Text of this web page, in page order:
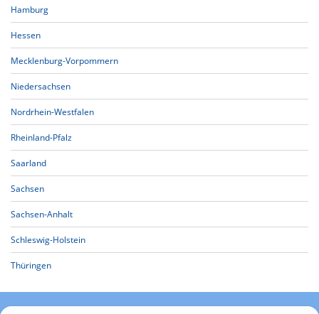
Hamburg
Hessen
Mecklenburg-Vorpommern
Niedersachsen
Nordrhein-Westfalen
Rheinland-Pfalz
Saarland
Sachsen
Sachsen-Anhalt
Schleswig-Holstein
Thüringen